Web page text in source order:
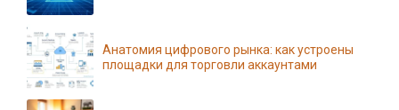
Анатомия цифрового рынка: как устроены
площадки для торговли аккаунтами